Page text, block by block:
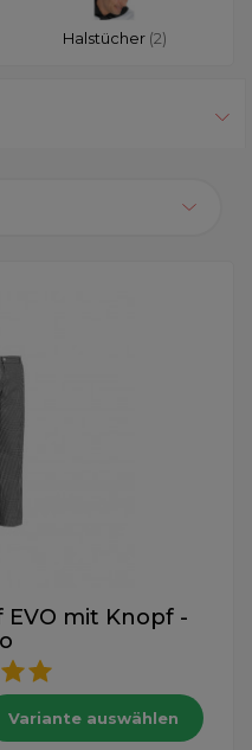
Halstücher (2)
EVO mit Knopf -
Variante auswählen